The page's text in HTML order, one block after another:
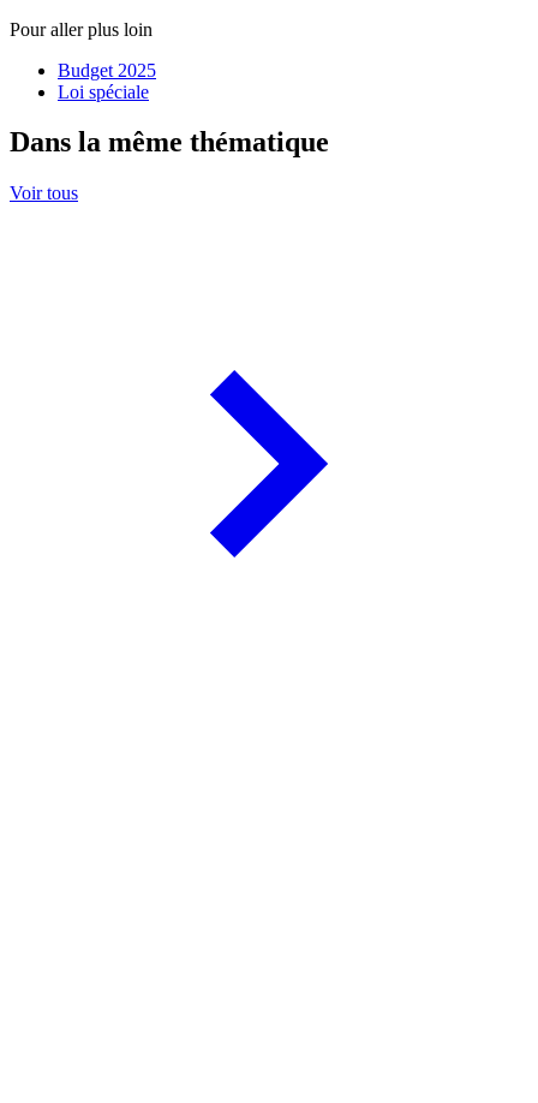
Pour aller plus loin
Budget 2025
Loi spéciale
Dans la même thématique
Voir tous